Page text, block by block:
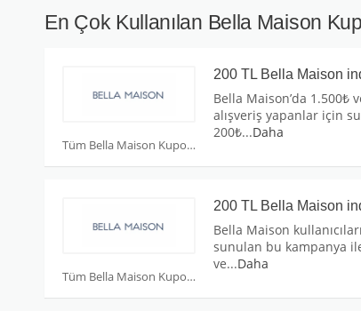
En Çok Kullanılan Bella Maison
Tüm Bella Maison Kuponları
200 TL Bella Maison
Bella Maison’da 1.500₺
alışveriş yapanlar için
200₺...Daha
Tüm Bella Maison Kuponları
200 TL Bella Maison
Bella Maison
sunulan bu kampanya
ve...Daha